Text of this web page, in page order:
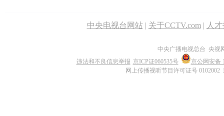
中央电视台网站 | 关于CCTV.com | 人
中央广播电视总台 央视
违法和不良信息举报 京ICP证060535号
京公网安备
网上传播视听节目许可证号 0102002